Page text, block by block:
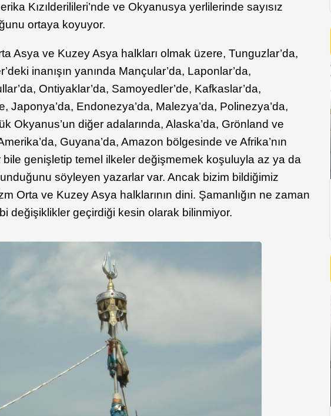
Kızılderilileri’nde ve Okyanusya yerlilerinde sayısız
ortaya koyuyor.
Asya ve Kuzey Asya halkları olmak üzere, Tunguzlar’da,
inanışın yanında Mançular’da, Laponlar’da,
Ontiyaklar’da, Samoyedler’de, Kafkaslar’da,
Japonya’da, Endonezya’da, Malezya’da, Polinezya’da,
Okyanus’un diğer adalarında, Alaska’da, Grönland ve
Guyana’da, Amazon bölgesinde ve Afrika’nın
bile genişletip temel ilkeler değişmemek koşuluyla az ya da
söyleyen yazarlar var. Ancak bizim bildiğimiz
Orta ve Kuzey Asya halklarının dini. Şamanlığın ne zaman
değişiklikler geçirdiği kesin olarak bilinmiyor.